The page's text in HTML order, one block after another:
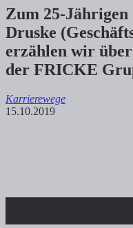
Zum 25-
Druske
erzählen wir
der FRICKE
Karrierewege
15.10.2019